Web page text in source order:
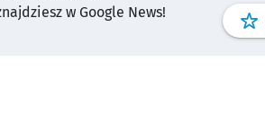
w Google News!